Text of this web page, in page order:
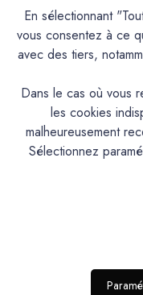
Pigments poudre à
l’extérieur pour les
AURIGON,
FIGUIER, GOLF
LAURIER,
ETOILE, OULIVIÉ,
SORMIOU,
En sélectionnant
vous consentez à ce
avec des tiers,
Dans le cas où vous
les cookies
malheureusement
Sélectionnez